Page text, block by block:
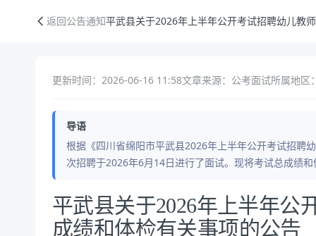
返回公告通知平武县关于2026年上半年公开考试招聘幼儿教
更新时间：2026-06-16 11:58文章来源：公考面试所属地区
导语
根据《四川省绵阳市平武县2026年上半年公开考试招聘
次招聘于2026年6月14日进行了面试。现将考试总成绩
公告正文
平武县关于2026年上半年公
成绩和体检有关事项的公告